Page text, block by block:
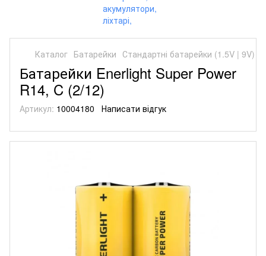
Каталог Батарейки Стандартні батарейки (1.5V | 9V)
Батарейки Enerlight Super Power
R14, C (2/12)
Артикул: 10004180 Написати відгук